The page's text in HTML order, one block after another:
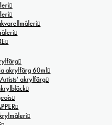
akrylfärg 60ml
akrylfärg